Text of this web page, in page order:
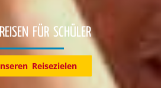
unsere Reiseziele